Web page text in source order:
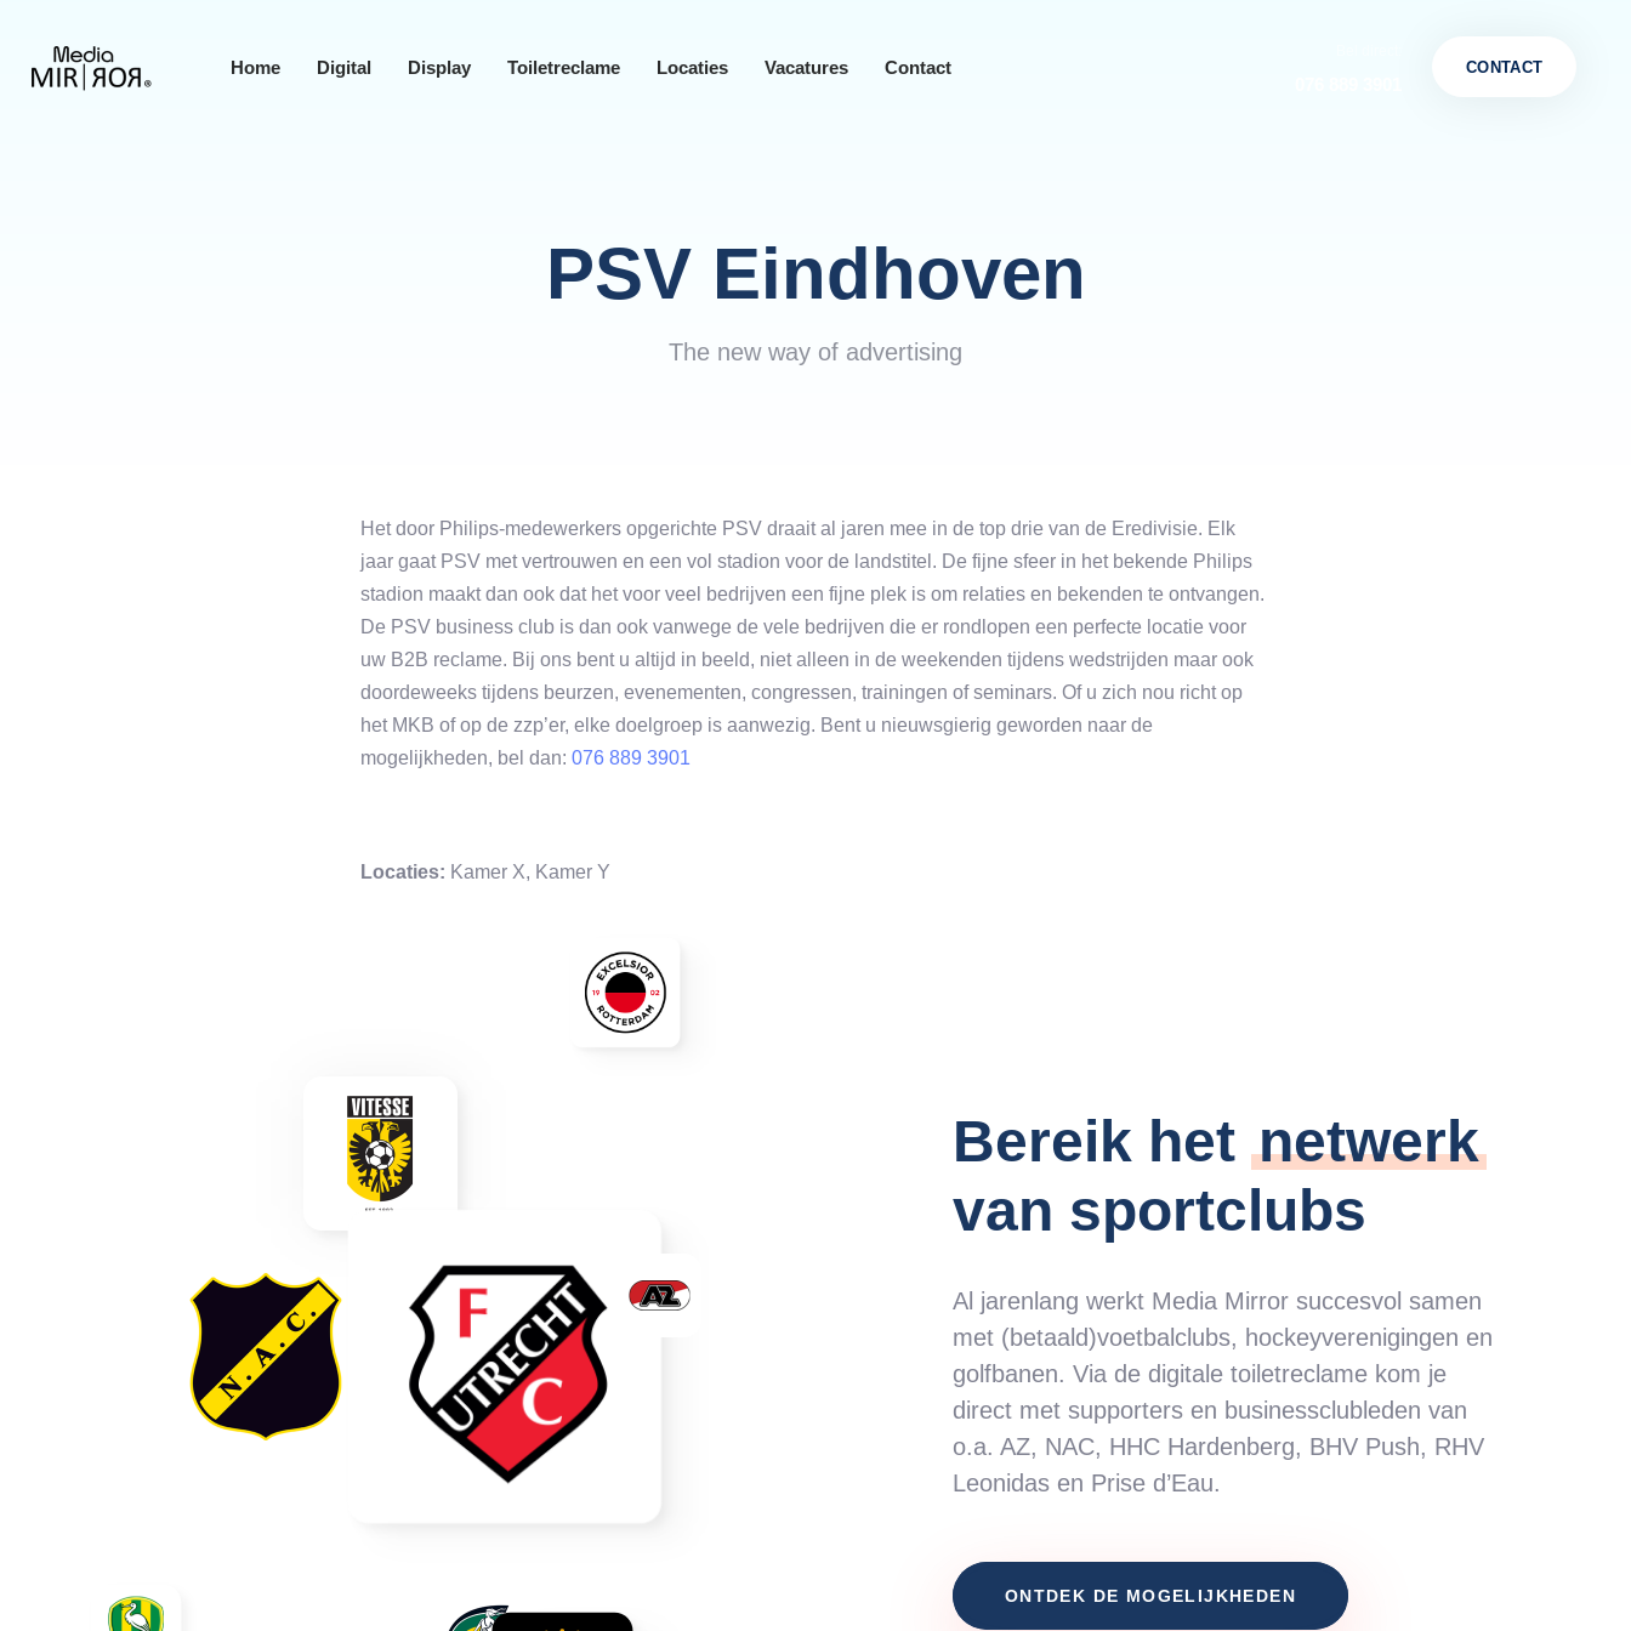
primary
Home Digital Display Toiletreclame Locaties Vacatures Contact CONTACT
PSV Eindhoven
The new way of advertising
Het door Philips-medewerkers opgerichte PSV draait al jaren mee in de top drie van de Eredivisie. Elk
jaar gaat PSV met vertrouwen en een vol stadion voor de landstitel. De fijne sfeer in het bekende Philips
stadion maakt dan ook dat het voor veel bedrijven een fijne plek is om relaties en bekenden te ontvangen.
De PSV business club is dan ook vanwege de vele bedrijven die er rondlopen een perfecte locatie voor
uw B2B reclame. Bij ons bent u altijd in beeld, niet alleen in de weekenden tijdens wedstrijden maar ook
doordeweeks tijdens beurzen, evenementen, congressen, trainingen of seminars. Of u zich nou richt op
het MKB of op de zzp’er, elke doelgroep is aanwezig. Bent u nieuwsgierig geworden naar de
mogelijkheden, bel dan: 076 889 3901
Locaties: Kamer X, Kamer Y
Bereik het netwerk
van sportclubs
Al jarenlang werkt Media Mirror succesvol samen
met (betaald)voetbalclubs, hockeyverenigingen en
golfbanen. Via de digitale toiletreclame kom je
direct met supporters en businessclubleden van
o.a. AZ, NAC, HHC Hardenberg, BHV Push, RHV
Leonidas en Prise d’Eau.
ONTDEK DE MOGELIJKHEDEN